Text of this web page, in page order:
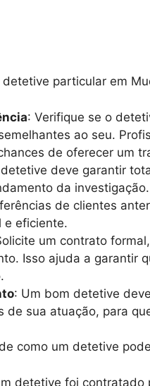
particular em
: Verifique se o
ao seu.
de oferecer um
deve garantir
da investigação.
de clientes
e eficiente.
um contrato
Isso ajuda a garantir
: Um bom detetive
de sua atuação, para
como um detetive
detetive foi contratado